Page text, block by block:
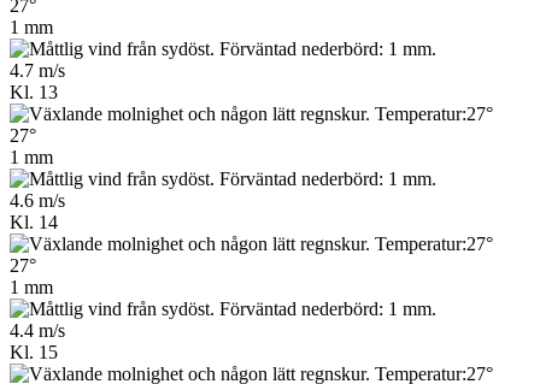
27°
1 mm
4.7 m/s
Kl. 13
27°
1 mm
4.6 m/s
Kl. 14
27°
1 mm
4.4 m/s
Kl. 15